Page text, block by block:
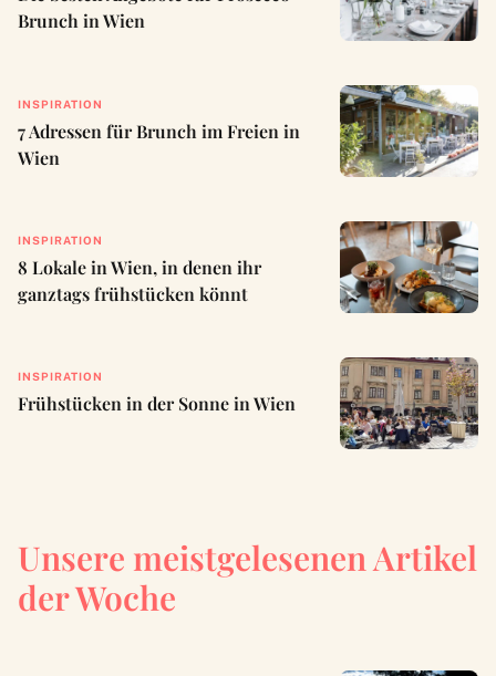
Brunch in Wien
INSPIRATION
7 Adressen für Brunch im Freien in
Wien
INSPIRATION
8 Lokale in Wien, in denen ihr
ganztags frühstücken könnt
INSPIRATION
Frühstücken in der Sonne in Wien
Unsere meistgelesenen Artikel
der Woche